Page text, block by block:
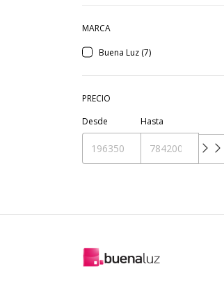
MARCA
Buena Luz (7)
PRECIO
Desde
Hasta